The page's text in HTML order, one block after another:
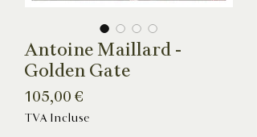
Antoine Maillard -
Golden Gate
105,00 €
TVA Incluse